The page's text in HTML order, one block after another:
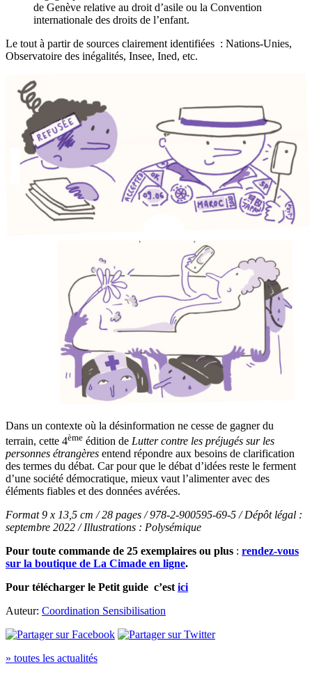
de Genève relative au droit d’asile ou la Convention
internationale des droits de l’enfant.
Le tout à partir de sources clairement identifiées : Nations-Unies,
Observatoire des inégalités, Insee, Ined, etc.
Dans un contexte où la désinformation ne cesse de gagner du
terrain, cette 4ème édition de Lutter contre les préjugés sur les
personnes étrangères entend répondre aux besoins de clarification
des termes du débat. Car pour que le débat d’idées reste le ferment
d’une société démocratique, mieux vaut l’alimenter avec des
éléments fiables et des données avérées.
Format 9 x 13,5 cm / 28 pages / 978-2-900595-69-5 / Dépôt légal :
septembre 2022 / Illustrations : Polysémique
Pour toute commande de 25 exemplaires ou plus : rendez-vous
sur la boutique de La Cimade en ligne.
Pour télécharger le Petit guide c’est ici
Auteur: Coordination Sensibilisation
» toutes les actualités